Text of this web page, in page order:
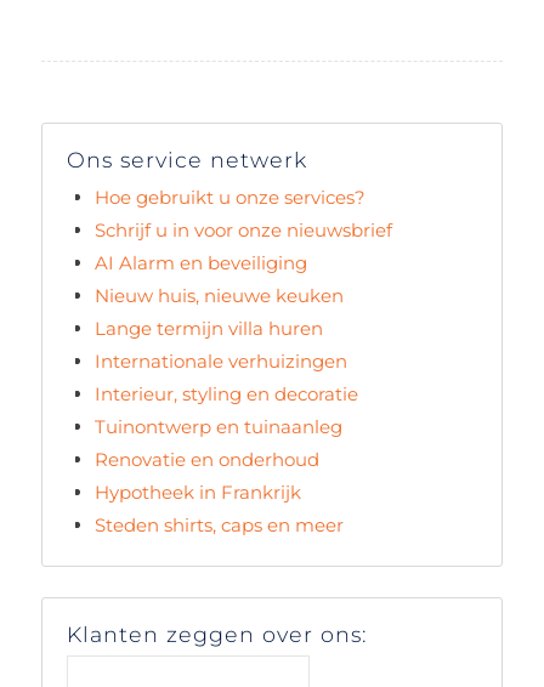
Ons service netwerk
Hoe gebruikt u onze services?
Schrijf u in voor onze nieuwsbrief
AI Alarm en beveiliging
Nieuw huis, nieuwe keuken
Lange termijn villa huren
Internationale verhuizingen
Interieur, styling en decoratie
Tuinontwerp en tuinaanleg
Renovatie en onderhoud
Hypotheek in Frankrijk
Steden shirts, caps en meer
Klanten zeggen over ons: